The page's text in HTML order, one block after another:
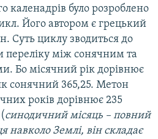
каленадрів було розроблено
Його автором є грецький
Суть циклу зводиться до
переліку між сонячним та
Бо місячний рік дорівнює
сонячний 365,25. Метон
років дорівнює 235
синодичний місяць – повний
навколо Землі, він складає